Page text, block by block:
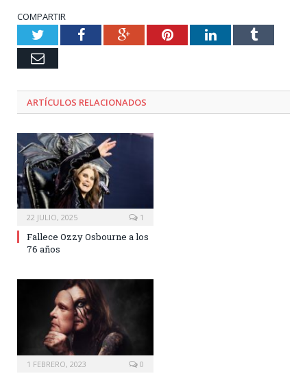
COMPARTIR
TwitterFacebookGoogle+PinterestLinkedInTumblr
Email
ARTÍCULOS RELACIONADOS
22 JULIO, 2025 1
Fallece Ozzy Osbourne a los
76 años
1 FEBRERO, 2023 0